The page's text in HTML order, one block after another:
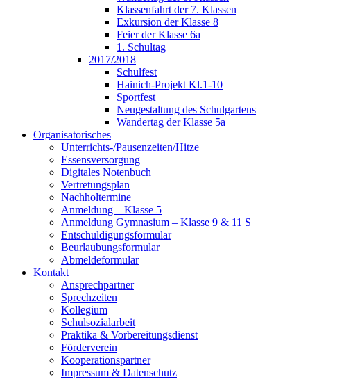
Klassenfahrt der 7. Klassen
Exkursion der Klasse 8
Feier der Klasse 6a
1. Schultag
2017/2018
Schulfest
Hainich-Projekt Kl.1-10
Sportfest
Neugestaltung des Schulgartens
Wandertag der Klasse 5a
Organisatorisches
Unterrichts-/Pausenzeiten/Hitze
Essensversorgung
Digitales Notenbuch
Vertretungsplan
Nachholtermine
Anmeldung – Klasse 5
Anmeldung Gymnasium – Klasse 9 & 11 S
Entschuldigungsformular
Beurlaubungsformular
Abmeldeformular
Kontakt
Ansprechpartner
Sprechzeiten
Kollegium
Schulsozialarbeit
Praktika & Vorbereitungsdienst
Förderverein
Kooperationspartner
Impressum & Datenschutz